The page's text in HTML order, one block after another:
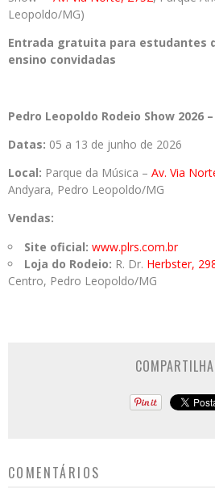
Leopoldo/MG)
Entrada gratuita para estudantes
ensino convidadas
Pedro Leopoldo Rodeio Show 2026
Datas: 05 a 13 de junho de 2026
Local: Parque da Música – Av. Via
Andyara, Pedro Leopoldo/MG
Vendas:
Site oficial: www.plrs.com.br
Loja do Rodeio: R. Dr. Herbster,
Centro, Pedro Leopoldo/MG
COMENTÁRIOS